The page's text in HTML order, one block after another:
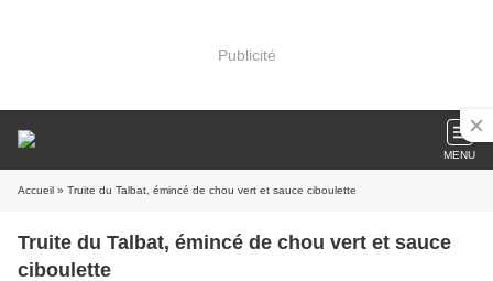
Publicité
MENU
Accueil » Truite du Talbat, émincé de chou vert et sauce ciboulette
Truite du Talbat, émincé de chou vert et sauce
ciboulette